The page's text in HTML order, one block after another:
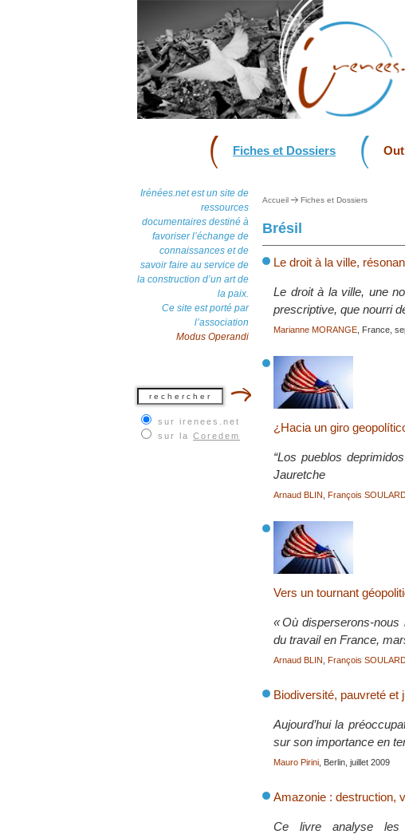
Fiches et Dossiers
Irénées.net est un site de
ressources
documentaires destiné à
favoriser l’échange de
connaissances et de
savoir faire au service de
la construction d’un art de
la paix.
Ce site est porté par
l’association
Modus Operandi
sur irenees.net
sur la Coredem
Accueil Fiches et Dossiers
Brésil
Le droit à la ville,
Le droit à la ville, une
prescriptive, que nourri
Marianne MORANGE , France,
¿Hacia un giro
“Los pueblos
Jauretche
Arnaud BLIN François
Vers un tournant
« Où disperserons-
du travail en France,
Arnaud BLIN François
Biodiversité, pauvreté et
Aujourd’hui la
sur son importance en
Mauro Pirini , Berlin, juillet 2009
Amazonie : destruction,
Ce livre analyse les